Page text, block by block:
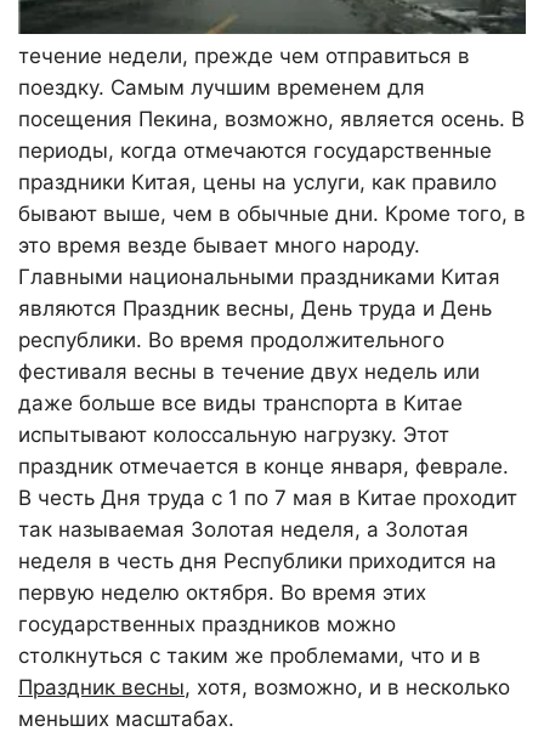
течение недели, прежде чем отправиться в
поездку. Самым лучшим временем для
посещения Пекина, возможно, является осень. В
периоды, когда отмечаются государственные
праздники Китая, цены на услуги, как правило
бывают выше, чем в обычные дни. Кроме того, в
это время везде бывает много народу.
Главными национальными праздниками Китая
являются Праздник весны, День труда и День
республики. Во время продолжительного
фестиваля весны в течение двух недель или
даже больше все виды транспорта в Китае
испытывают колоссальную нагрузку. Этот
праздник отмечается в конце января, феврале.
В честь Дня труда с 1 по 7 мая в Китае проходит
так называемая Золотая неделя, а Золотая
неделя в честь дня Республики приходится на
первую неделю октября. Во время этих
государственных праздников можно
столкнуться с таким же проблемами, что и в
Праздник весны, хотя, возможно, и в несколько
меньших масштабах.